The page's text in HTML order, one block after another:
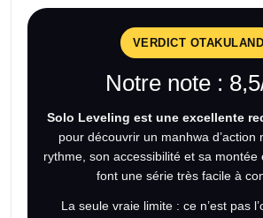
VERDICT OTAKULAND
Notre note :
Solo Leveling est une excellente
pour découvrir un manhwa d’action
rythme, son accessibilité et sa montée
font une série très facile à
La seule vraie limite : ce n’est pas